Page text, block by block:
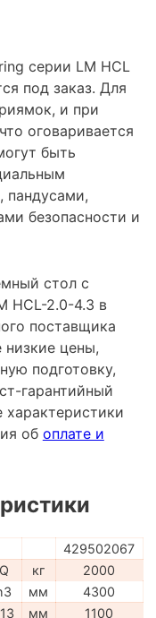
серии LM HCL
под заказ. Для
и при
оговаривается
быть
пандусами,
безопасности и
стол с
HCL-2.0-4.3 в
поставщика
цены,
подготовку,
гарантийный
об оплате и
429502067
Q кг
2000
мм
4300
мм
1100